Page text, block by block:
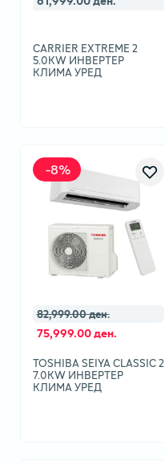
CARRIER EXTREME 2
5.0KW ИНВЕРТЕР
КЛИМА УРЕД
-8%
82,999.00 ден.
75,999.00 ден.
TOSHIBA SEIYA CLASSIC 2
7.0KW ИНВЕРТЕР
КЛИМА УРЕД